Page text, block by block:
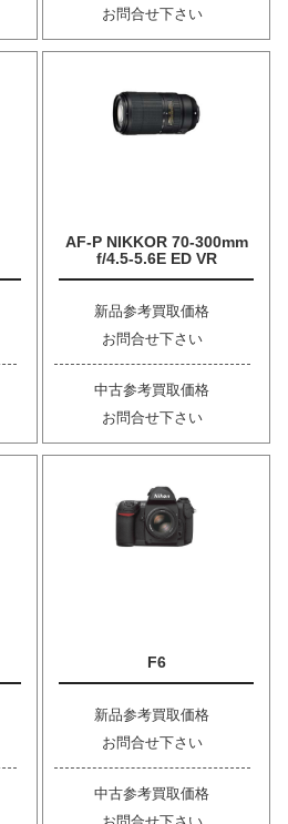
お問合せ下さい
AF-P NIKKOR 70-300mm
f/4.5-5.6E ED VR
新品参考買取価格
お問合せ下さい
中古参考買取価格
お問合せ下さい
F6
新品参考買取価格
お問合せ下さい
中古参考買取価格